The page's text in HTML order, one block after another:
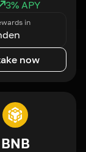
3% APY
in
now
BNB